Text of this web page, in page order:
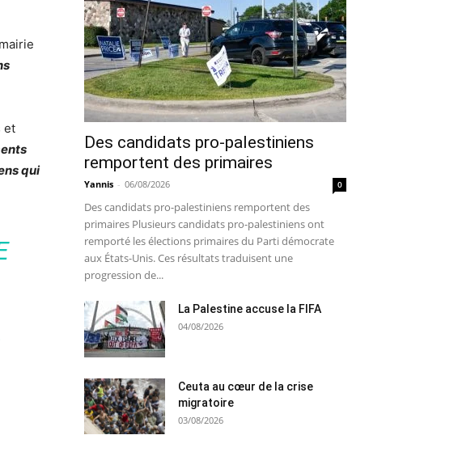
et
qui
Des candidats pro-palestiniens
remportent des primaires
Yannis - 06/08/2026 0
Des candidats pro-palestiniens remportent des
primaires Plusieurs candidats pro-palestiniens ont
remporté les élections primaires du Parti démocrate
aux États-Unis. Ces résultats traduisent une
progression de...
La Palestine accuse la FIFA
04/08/2026
Ceuta au cœur de la crise
migratoire
03/08/2026